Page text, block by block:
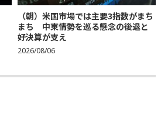
（朝）米国市場では主要3指数がまち
まち 中東情勢を巡る懸念の後退と
好決算が支え
2026/08/06